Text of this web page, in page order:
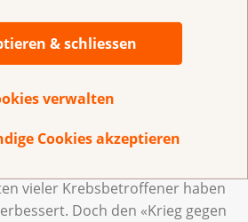
& schliessen
verwalten
Cookies akzeptieren
zunehmend auch
und mehrere Zellgifte
Richard Nixon 1971 den
viele wichtige Schlachten
vieler Krebsbetroffener haben
Doch den «Krieg gegen